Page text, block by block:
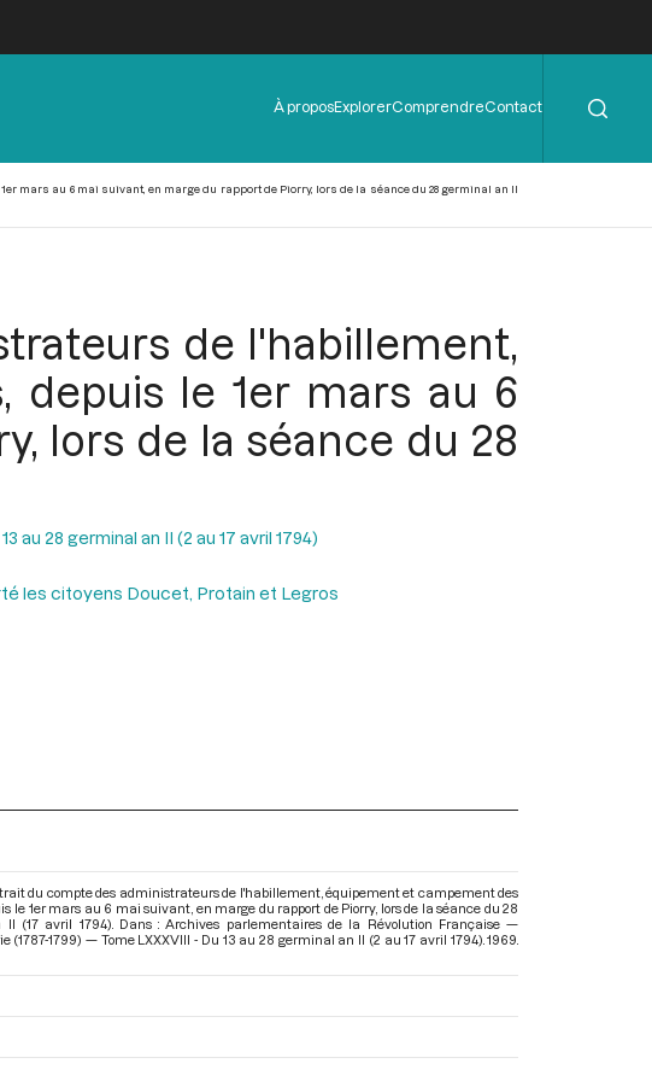
Menu
de
À proposExplorerComprendreContact
mars au 6 mai suivant, en marge du rapport de Piorry, lors de la séance du 28 germinal an II
de l'habillement,
le 1er mars au 6
lors de la séance du 28
au 28 germinal an II (2 au 17 avril 1794)
les citoyens Doucet, Protain et Legros
du compte des administrateurs de l'habillement, équipement et campement des
le 1er mars au 6 mai suivant, en marge du rapport de Piorry, lors de la séance du 28
(17 avril 1794). Dans : Archives parlementaires de la Révolution Française —
(1787-1799) — Tome LXXXVIII - Du 13 au 28 germinal an II (2 au 17 avril 1794) . 1969.